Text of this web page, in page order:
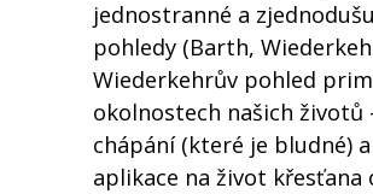
jednostranné a
pohledy (Barth,
Wiederkehrův pohled
okolnostech našich životů
chápání (které je bludné)
aplikace na život křesťana